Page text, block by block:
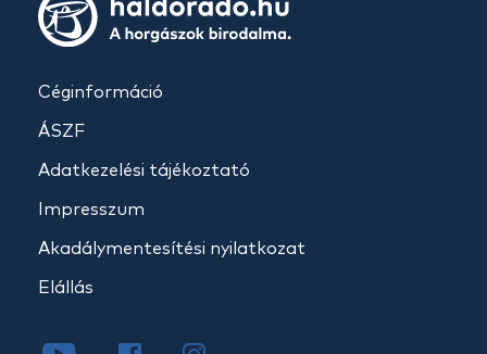
Céginformáció
ÁSZF
Adatkezelési tájékoztató
Impresszum
Akadálymentesítési nyilatkozat
Elállás